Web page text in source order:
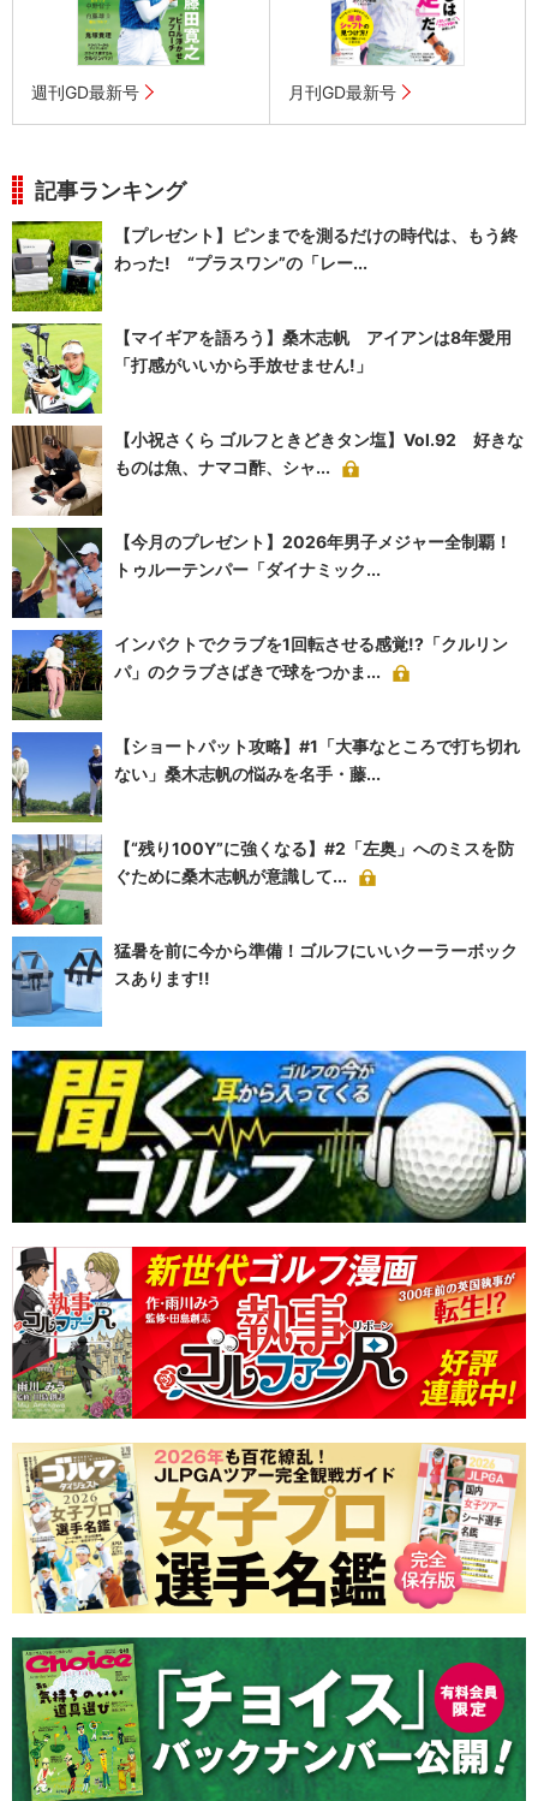
週刊GD最新号 月刊GD最新号
記事ランキング
【プレゼント】ピンまでを測るだけの時代は、もう終
わった! “プラスワン”の「レー...
【マイギアを語ろう】桑木志帆 アイアンは8年愛用
「打感がいいから手放せません!」
【小祝さくら ゴルフときどきタン塩】Vol.92 好きな
ものは魚、ナマコ酢、シャ...
【今月のプレゼント】2026年男子メジャー全制覇！
トゥルーテンパー「ダイナミック...
インパクトでクラブを1回転させる感覚!?「クルリン
パ」のクラブさばきで球をつかま...
【ショートパット攻略】#1「大事なところで打ち切れ
ない」桑木志帆の悩みを名手・藤...
【“残り100Y”に強くなる】#2「左奥」へのミスを防
ぐために桑木志帆が意識して...
猛暑を前に今から準備！ゴルフにいいクーラーボック
スあります!!